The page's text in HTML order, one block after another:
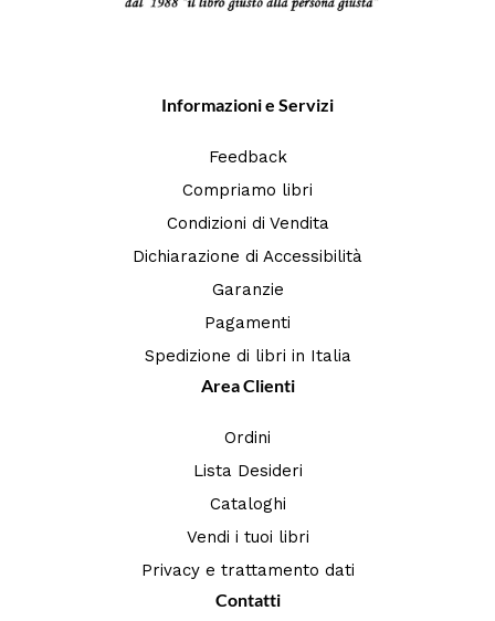
Informazioni e Servizi
Feedback
Compriamo libri
Condizioni di Vendita
Dichiarazione di Accessibilità
Garanzie
Pagamenti
Spedizione di libri in Italia
Area Clienti
Ordini
Lista Desideri
Cataloghi
Vendi i tuoi libri
Privacy e trattamento dati
Contatti